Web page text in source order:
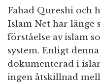
Fahad Qureshi och
Islam Net har länge
förståelse av islam
system. Enligt
dokumenterad i
ingen åtskillnad